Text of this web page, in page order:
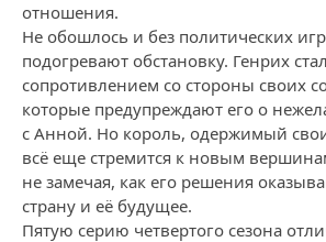
отношения.
Не обошлось и без политических
подогревают обстановку. Генрих
сопротивлением со стороны своих
которые предупреждают его о
с Анной. Но король, одержимый
всё еще стремится к новым
не замечая, как его решения
страну и её будущее.
Пятую серию четвертого сезона